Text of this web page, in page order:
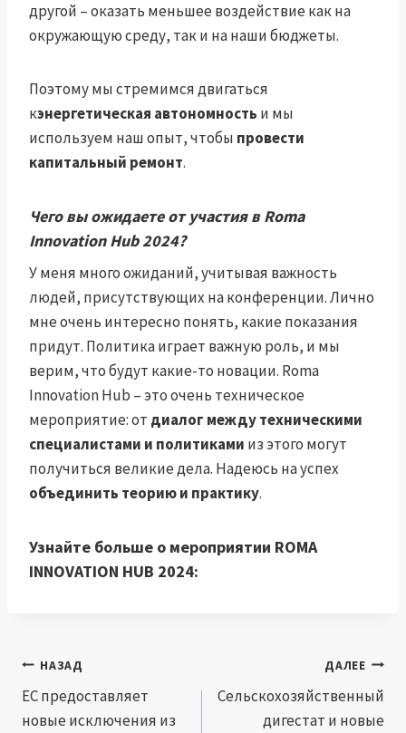
другой – оказать меньшее воздействие как на
окружающую среду, так и на наши бюджеты.
Поэтому мы стремимся двигаться
кэнергетическая автономность и мы
используем наш опыт, чтобы провести
капитальный ремонт.
Чего вы ожидаете от участия в Roma
Innovation Hub 2024?
У меня много ожиданий, учитывая важность
людей, присутствующих на конференции. Лично
мне очень интересно понять, какие показания
придут. Политика играет важную роль, и мы
верим, что будут какие-то новации. Roma
Innovation Hub – это очень техническое
мероприятие: от диалог между техническими
специалистами и политиками из этого могут
получиться великие дела. Надеюсь на успех
объединить теорию и практику.
Узнайте больше о мероприятии ROMA
INNOVATION HUB 2024:
Навигация
по
записям
НАЗАД
ЕС предоставляет
новые исключения из
ДАЛЕЕ
Сельскохозяйственный
дигестат и новые